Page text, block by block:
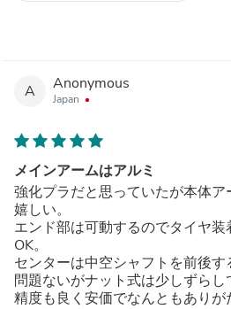
A Anonymous
Japan
メインアームはアルミ
強化プラだと思っていたが本体ア
嬉しい。
エンド部は可動するのでタイヤ
OK。
センターは中空シャフトを前後す
問題ないがナット式は少しずらし
精度も良く安価でなんともありが